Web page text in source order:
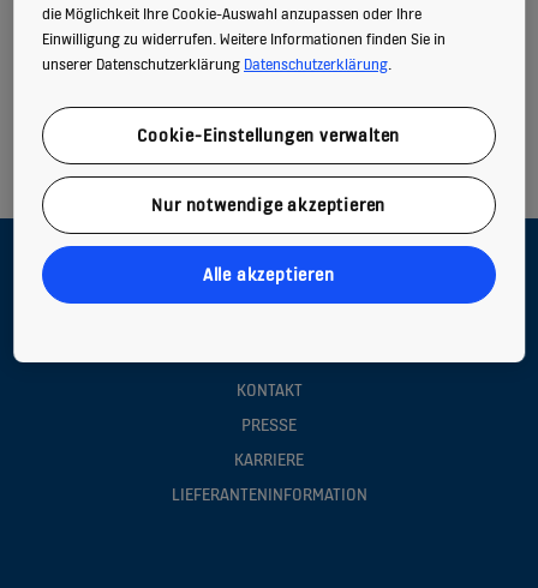
QUICK LINKS
KONTAKT
PRESSE
KARRIERE
LIEFERANTENINFORMATION
die Möglichkeit Ihre Cookie-Auswahl anzupassen oder Ihre
Einwilligung zu widerrufen. Weitere Informationen finden Sie in
unserer Datenschutzerklärung Datenschutzerklärung.
Cookie-Einstellungen verwalten
Nur notwendige akzeptieren
Alle akzeptieren